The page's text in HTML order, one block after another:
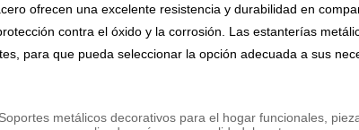
ofrecen una excelente resistencia y durabilidad en
contra el óxido y la corrosión. Las estanterías
para que pueda seleccionar la opción adecuada a sus
metálicos decorativos para el hogar funcionales,